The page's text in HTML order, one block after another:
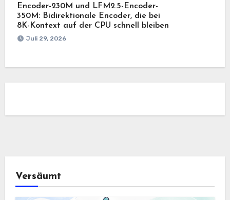
Encoder-230M und LFM2.5-Encoder-
350M: Bidirektionale Encoder, die bei
8K-Kontext auf der CPU schnell bleiben
Juli 29, 2026
Versäumt